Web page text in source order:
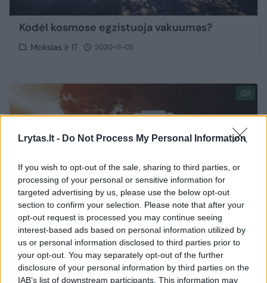
Lrytas.lt - Do Not Process My Personal Information
If you wish to opt-out of the sale, sharing to third parties, or
processing of your personal or sensitive information for
targeted advertising by us, please use the below opt-out
section to confirm your selection. Please note that after your
opt-out request is processed you may continue seeing
interest-based ads based on personal information utilized by
us or personal information disclosed to third parties prior to
your opt-out. You may separately opt-out of the further
disclosure of your personal information by third parties on the
IAB’s list of downstream participants. This information may
Kodėl kosmose egzistuoja vakuumas?
Mokslas ir IT 2020-11-05
1
Vakuume sprogstantis žmogus – dar viena
tema, kuria mus mulkina Holivudas?